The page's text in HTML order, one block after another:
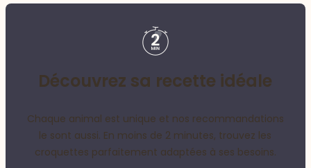
Découvrez sa recette idéale
Chaque animal est unique et nos recommandations
le sont aussi. En moins de 2 minutes, trouvez les
croquettes parfaitement adaptées à ses besoins.